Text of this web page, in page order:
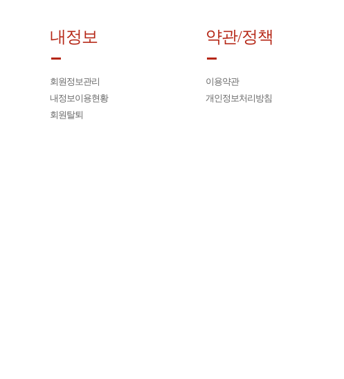
내정보
회원정보관리
내정보이용현황
회원탈퇴
약관/정책
이용약관
개인정보처리방침